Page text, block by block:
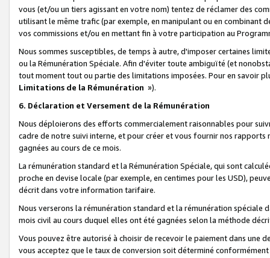
vous (et/ou un tiers agissant en votre nom) tentez de réclamer des
utilisant le même trafic (par exemple, en manipulant ou en combinant
vos commissions et/ou en mettant fin à votre participation au
Nous sommes susceptibles, de temps à autre, d'imposer certaines
ou la Rémunération Spéciale. Afin d'éviter toute ambiguïté (et
tout moment tout ou partie des limitations imposées. Pour en savoir
Limitations de la Rémunération »).
6. Déclaration et Versement de la Rémunération
Nous déploierons des efforts commercialement raisonnables pour
cadre de notre suivi interne, et pour créer et vous fournir nos
gagnées au cours de ce mois.
La rémunération standard et la Rémunération Spéciale, qui sont
proche en devise locale (par exemple, en centimes pour les USD),
décrit dans votre information tarifaire.
Nous verserons la rémunération standard et la rémunération spéciale
mois civil au cours duquel elles ont été gagnées selon la méthode
Vous pouvez être autorisé à choisir de recevoir le paiement dans une
vous acceptez que le taux de conversion soit déterminé